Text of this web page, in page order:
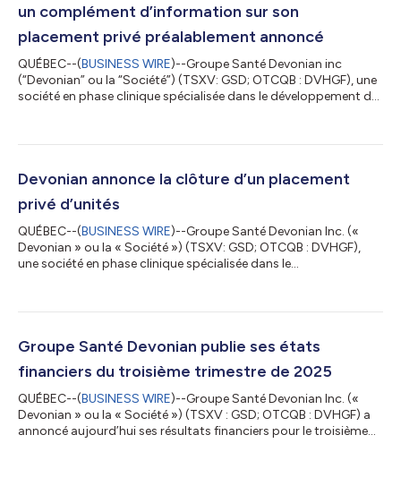
un complément d’information sur son
placement privé préalablement annoncé
QUÉBEC--(BUSINESS WIRE)--Groupe Santé Devonian inc
(“Devonian” ou la “Société”) (TSXV: GSD; OTCQB : DVHGF), une
société en phase clinique spécialisée dans le développement de
pipeline en pleine expansion au service de besoins médicaux non
l’autre de Thykamine™ a été confirmée grâce à des techniques
Devonian annonce la clôture d’un placement
privé d’unités
QUÉBEC--(BUSINESS WIRE)--Groupe Santé Devonian Inc. («
Devonian » ou la « Société ») (TSXV: GSD; OTCQB : DVHGF),
une société en phase clinique spécialisée dans le
l’entremise d’un courtier pour un produit brut total de 2 272
l’émission de 15 153 332 unités de la Société (les « Unités ») au
prix de 0,15 $ par Unité. Chaque Uni...
Groupe Santé Devonian publie ses états
financiers du troisième trimestre de 2025
QUÉBEC--(BUSINESS WIRE)--Groupe Santé Devonian Inc. («
Devonian » ou la « Société ») (TSXV : GSD; OTCQB : DVHGF) a
annoncé aujourd’hui ses résultats financiers pour le troisième